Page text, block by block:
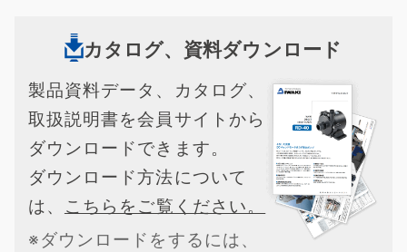
カタログ、資料ダウンロード
製品資料データ、カタログ、
取扱説明書を会員サイトから
ダウンロードできます。
ダウンロード方法について
は、 こちらをご覧ください。
※ダウンロードをするには、